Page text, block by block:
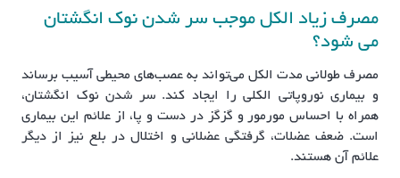
مصرف زیاد الکل موجب سر شدن نوک انگشتان
می شود؟
مصرف طولانی مدت الکل می‌تواند به عصب‌های محیطی آسیب برساند
و بیماری نوروپاتی الکلی را ایجاد کند. سر شدن نوک انگشتان،
همراه با احساس مورمور و گزگز در دست و پا، از علائم این بیماری
است. ضعف عضلات، گرفتگی عضلانی و اختلال در بلع نیز از دیگر
علائم آن هستند.